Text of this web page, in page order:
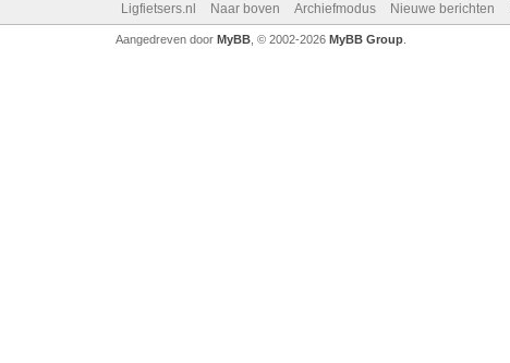
Ligfietsers.nl Naar boven Archiefmodus Nieuwe berichten
Aangedreven door MyBB, © 2002-2026 MyBB Group.